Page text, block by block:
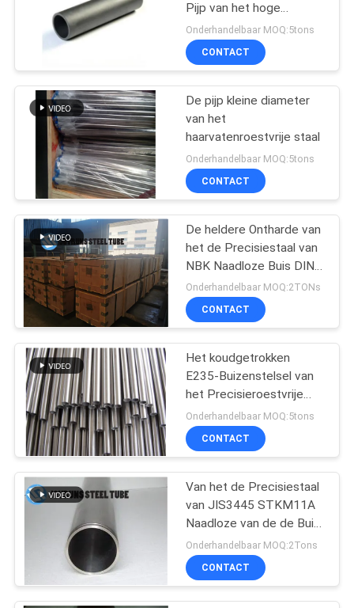
KWALITEITSCONTROLE
CONTACTEER
ONS
VERZOEK
EEN
CITAAT
SITEMAP
PRIVACYBELEID
Pijp van het hoge
Precisiestaal
Onderhandelbaar MOQ:5tons
CONTACT
De pijp kleine diameter
van het
haarvatenroestvrije staal
Onderhandelbaar MOQ:5tons
CONTACT
De heldere Ontharde van
het de Precisiestaal van
NBK Naadloze Buis DIN
2391 EN 10305-1
Onderhandelbaar MOQ:2TONs
CONTACT
Het koudgetrokken
E235-Buizenstelsel van
het Precisieroestvrije
staal door
Koudgetrokken
Onderhandelbaar MOQ:5tons
CONTACT
Van het de Precisiestaal
van JIS3445 STKM11A
Naadloze van de de Buis
Koudgetrokken Legering
het Staal Naadloze Buis
37.6*1.6MM
Onderhandelbaar MOQ:2Tons
CONTACT